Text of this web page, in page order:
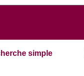
simple